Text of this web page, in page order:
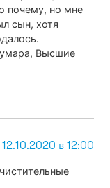
почему, но мне
сын, хотя
Высшие
12.10.2020 в 12:00